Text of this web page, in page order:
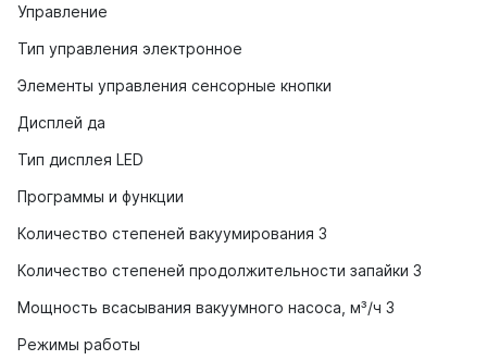
Управление
Тип управления электронное
Элементы управления сенсорные кнопки
Дисплей да
Тип дисплея LED
Программы и функции
Количество степеней вакуумирования 3
Количество степеней продолжительности запайки 3
Мощность всасывания вакуумного насоса, м³/ч 3
Режимы работы